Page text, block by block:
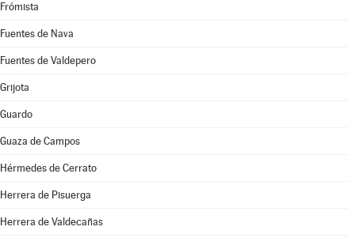
Frómista
Fuentes de Nava
Fuentes de Valdepero
Grijota
Guardo
Guaza de Campos
Hérmedes de Cerrato
Herrera de Pisuerga
Herrera de Valdecañas